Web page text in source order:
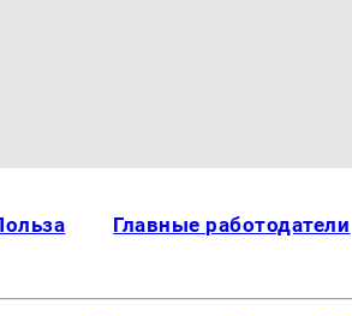
Главные работодатели